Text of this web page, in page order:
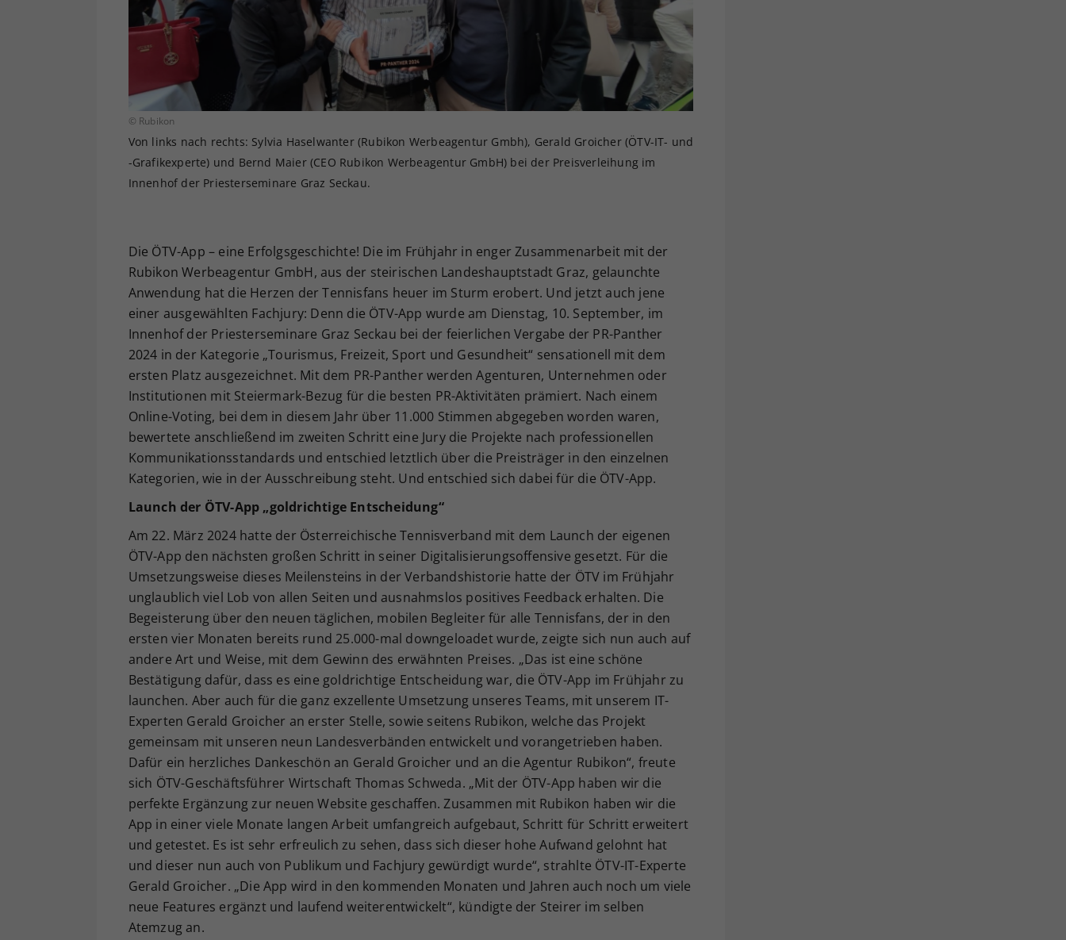
© Rubikon
Von links nach rechts: Sylvia Haselwanter (Rubikon Werbeagentur Gmbh), Gerald Groicher (ÖTV-IT- und
-Grafikexperte) und Bernd Maier (CEO Rubikon Werbeagentur GmbH) bei der Preisverleihung im
Innenhof der Priesterseminare Graz Seckau.
Die ÖTV-App – eine Erfolgsgeschichte! Die im Frühjahr in enger Zusammenarbeit mit der
Rubikon Werbeagentur GmbH, aus der steirischen Landeshauptstadt Graz, gelaunchte
Anwendung hat die Herzen der Tennisfans heuer im Sturm erobert. Und jetzt auch jene
einer ausgewählten Fachjury: Denn die ÖTV-App wurde am Dienstag, 10. September, im
Innenhof der Priesterseminare Graz Seckau bei der feierlichen Vergabe der PR-Panther
2024 in der Kategorie „Tourismus, Freizeit, Sport und Gesundheit“ sensationell mit dem
ersten Platz ausgezeichnet. Mit dem PR-Panther werden Agenturen, Unternehmen oder
Institutionen mit Steiermark-Bezug für die besten PR-Aktivitäten prämiert. Nach einem
Online-Voting, bei dem in diesem Jahr über 11.000 Stimmen abgegeben worden waren,
bewertete anschließend im zweiten Schritt eine Jury die Projekte nach professionellen
Kommunikationsstandards und entschied letztlich über die Preisträger in den einzelnen
Kategorien, wie in der Ausschreibung steht. Und entschied sich dabei für die ÖTV-App.
Launch der ÖTV-App „goldrichtige Entscheidung“
Am 22. März 2024 hatte der Österreichische Tennisverband mit dem Launch der eigenen
ÖTV-App den nächsten großen Schritt in seiner Digitalisierungsoffensive gesetzt. Für die
Umsetzungsweise dieses Meilensteins in der Verbandshistorie hatte der ÖTV im Frühjahr
unglaublich viel Lob von allen Seiten und ausnahmslos positives Feedback erhalten. Die
Begeisterung über den neuen täglichen, mobilen Begleiter für alle Tennisfans, der in den
ersten vier Monaten bereits rund 25.000-mal downgeloadet wurde, zeigte sich nun auch auf
andere Art und Weise, mit dem Gewinn des erwähnten Preises. „Das ist eine schöne
Bestätigung dafür, dass es eine goldrichtige Entscheidung war, die ÖTV-App im Frühjahr zu
launchen. Aber auch für die ganz exzellente Umsetzung unseres Teams, mit unserem IT-
Experten Gerald Groicher an erster Stelle, sowie seitens Rubikon, welche das Projekt
gemeinsam mit unseren neun Landesverbänden entwickelt und vorangetrieben haben.
Dafür ein herzliches Dankeschön an Gerald Groicher und an die Agentur Rubikon“, freute
sich ÖTV-Geschäftsführer Wirtschaft Thomas Schweda. „Mit der ÖTV-App haben wir die
perfekte Ergänzung zur neuen Website geschaffen. Zusammen mit Rubikon haben wir die
App in einer viele Monate langen Arbeit umfangreich aufgebaut, Schritt für Schritt erweitert
und getestet. Es ist sehr erfreulich zu sehen, dass sich dieser hohe Aufwand gelohnt hat
und dieser nun auch von Publikum und Fachjury gewürdigt wurde“, strahlte ÖTV-IT-Experte
Gerald Groicher. „Die App wird in den kommenden Monaten und Jahren auch noch um viele
neue Features ergänzt und laufend weiterentwickelt“, kündigte der Steirer im selben
Atemzug an.
Ihrer vorgenommen Einstellungen, falls der
Webseiten-Betreiber dies eingestellt hat.